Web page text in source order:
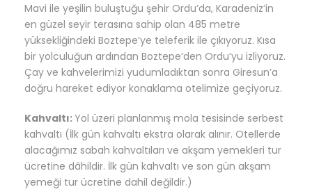
Mavi ile yeşilin buluştuğu şehir Ordu’da, Karadeniz’in
en güzel seyir terasına sahip olan 485 metre
yüksekliğindeki Boztepe’ye teleferik ile çıkıyoruz. Kısa
bir yolculuğun ardından Boztepe’den Ordu’yu izliyoruz.
Çay ve kahvelerimizi yudumladıktan sonra Giresun’a
doğru hareket ediyor konaklama otelimize geçiyoruz.
Kahvaltı: Yol üzeri planlanmış mola tesisinde serbest
kahvaltı (İlk gün kahvaltı ekstra olarak alınır. Otellerde
alacağımız sabah kahvaltıları ve akşam yemekleri tur
ücretine dâhildir. İlk gün kahvaltı ve son gün akşam
yemeği tur ücretine dahil değildir.)